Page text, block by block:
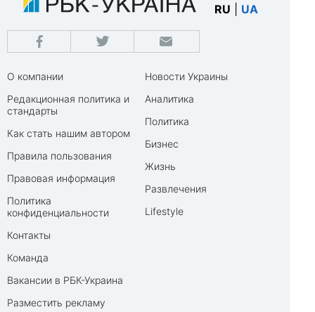
RU UA
О компании
Редакционная политика и
стандарты
Как стать нашим автором
Правила пользования
Правовая информация
Политика
конфиденциальности
Контакты
Команда
Вакансии в РБК-Украина
Разместить рекламу
Новости Украины
Аналитика
Политика
Бизнес
Жизнь
Развлечения
Lifestyle